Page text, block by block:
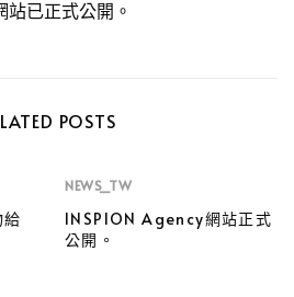
站已正式公開。
POSTS
NEWS_TW
INSPION Agency網站正式
公開。